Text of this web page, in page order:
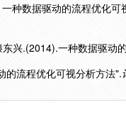
种数据驱动的流程优化
兴.(2014).一种数据驱动
的流程优化可视分析方法".